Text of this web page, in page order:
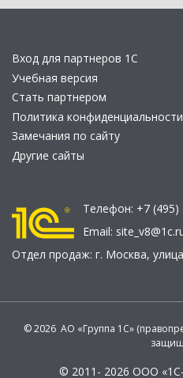
Вход для партнеров 1С
Учебная версия
Стать партнером
Политика конфиденциальности
Замечания по сайту
Другие сайты
Телефон: +7 (495)
Email:
Отдел продаж: г. Москва,
© 2026 АО «Группа 1С»
© 2011- 2026 ООО